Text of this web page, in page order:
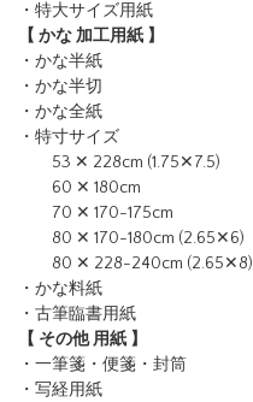
・特大サイズ用紙
【 かな 加工用紙 】
・かな半紙
・かな半切
・かな全紙
・特寸サイズ
53 ✕ 228cm (1.75✕7.5)
60 ✕ 180cm
70 ✕ 170-175cm
80 ✕ 170-180cm (2.65✕6)
80 ✕ 228-240cm (2.65✕8)
・かな料紙
・古筆臨書用紙
【 その他 用紙 】
・一筆箋・便箋・封筒
・写経用紙